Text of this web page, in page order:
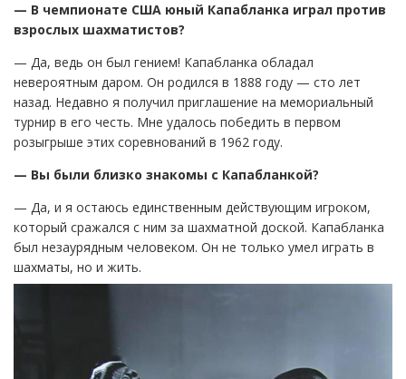
— В чемпионате США юный Капабланка играл против
взрослых шахматистов?
— Да, ведь он был гением! Капабланка обладал
невероятным даром. Он родился в 1888 году — сто лет
назад. Недавно я получил приглашение на мемориальный
турнир в его честь. Мне удалось победить в первом
розыгрыше этих соревнований в 1962 году.
— Вы были близко знакомы с Капабланкой?
— Да, и я остаюсь единственным действующим игроком,
который сражался с ним за шахматной доской. Капабланка
был незаурядным человеком. Он не только умел играть в
шахматы, но и жить.